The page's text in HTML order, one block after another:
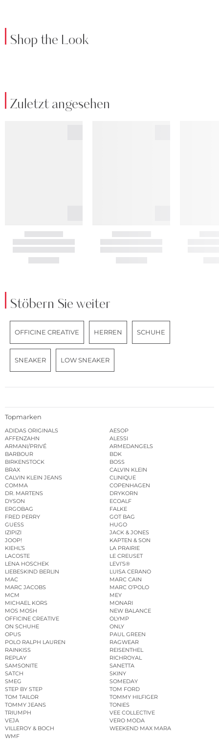
Shop the Look
Zuletzt angesehen
Stöbern Sie weiter
OFFICINE CREATIVE HERREN SCHUHE
SNEAKER LOW SNEAKER
Topmarken
ADIDAS ORIGINALS
AESOP
AFFENZAHN
ALESSI
ARMANI/PRIVÉ
ARMEDANGELS
BARBOUR
BDK
BIRKENSTOCK
BOSS
BRAX
CALVIN KLEIN
CALVIN KLEIN JEANS
CLINIQUE
COMMA
COPENHAGEN
DR. MARTENS
DRYKORN
DYSON
ECOALF
ERGOBAG
FALKE
FRED PERRY
GOT BAG
GUESS
HUGO
IZIPIZI
JACK & JONES
JOOP!
KAPTEN & SON
KIEHL’S
LA PRAIRIE
LACOSTE
LE CREUSET
LENA HOSCHEK
LEVI’S®
LIEBESKIND BERLIN
LUISA CERANO
MAC
MARC CAIN
MARC JACOBS
MARC O’POLO
MCM
MEY
MICHAEL KORS
MONARI
MOS MOSH
NEW BALANCE
OFFICINE CREATIVE
OLYMP
ON SCHUHE
ONLY
OPUS
PAUL GREEN
POLO RALPH LAUREN
RAGWEAR
RAINKISS
REISENTHEL
REPLAY
RICHROYAL
SAMSONITE
SANETTA
SATCH
SKINY
SMEG
SOMEDAY
STEP BY STEP
TOM FORD
TOM TAILOR
TOMMY HILFIGER
TOMMY JEANS
TONIES
TRIUMPH
VEE COLLECTIVE
VEJA
VERO MODA
VILLEROY & BOCH
WEEKEND MAX MARA
WMF